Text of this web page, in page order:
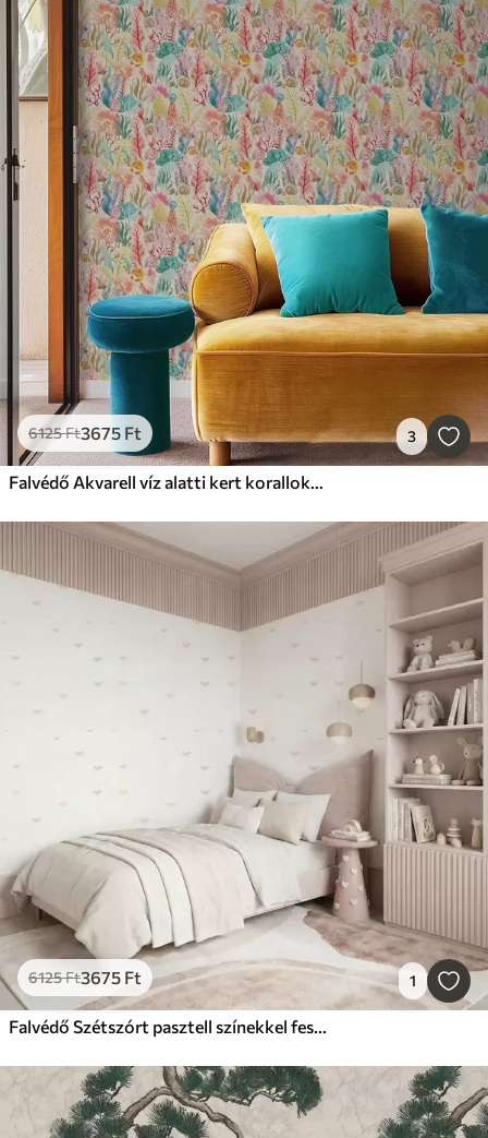
6125Ft3675 Ft 3
Falvédő Akvarell víz alatti kert korallokkal és tengeri moszatokkal
6125Ft3675 Ft 1
Falvédő Szétszórt pasztell színekkel festett szívek világos háttér előtt